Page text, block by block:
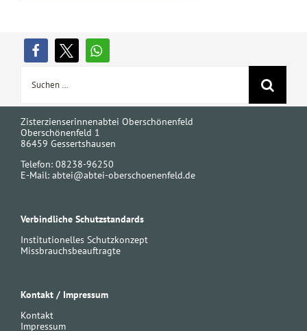
Zisterzienserinnenabtei Oberschönenfeld
Oberschönenfeld 1
86459 Gessertshausen
Telefon: 08238-96250
E-Mail: abtei@abtei-oberschoenenfeld.de
Verbindliche Schutzstandards
Institutionelles Schutzkonzept
Missbrauchsbeauftragte
Kontakt / Impressum
Kontakt
Impressum